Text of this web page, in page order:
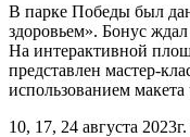
В парке Победы был
здоровьем». Бонус
На интерактивной
представлен мастер-
использованием
10, 17, 24 августа 2023г.